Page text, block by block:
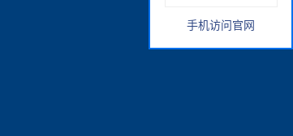
手机访问官网